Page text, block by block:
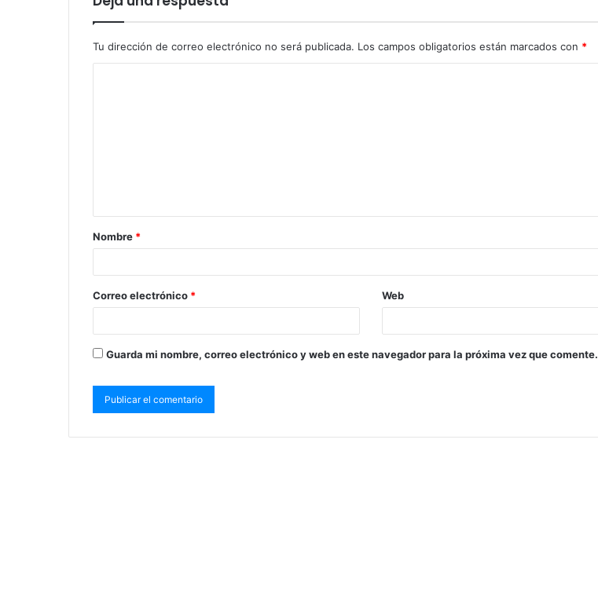
Tu dirección de correo electrónico no será publicada. Los campos obligatorios están marcados con *
Nombre *
Correo electrónico * Web
Guarda mi nombre, correo electrónico y web en este navegador para la próxima vez que comente.